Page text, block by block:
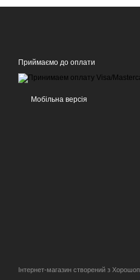
Приймаємо до оплати
Мобільна версія
Інтернет-магазин створений з Хорошоп